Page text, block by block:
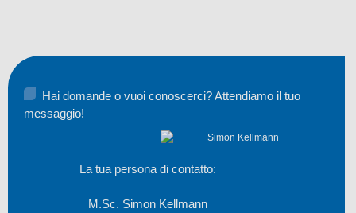
Hai domande o vuoi conoscerci? Attendiamo il tuo
messaggio!
La tua persona di contatto:
M.Sc. Simon Kellmann